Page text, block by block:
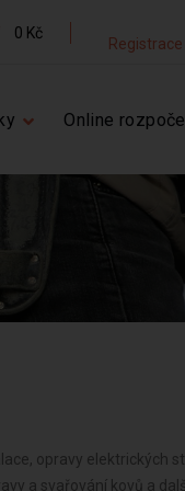
0 Kč
Online
opravy elektrických
a svařování kovů a